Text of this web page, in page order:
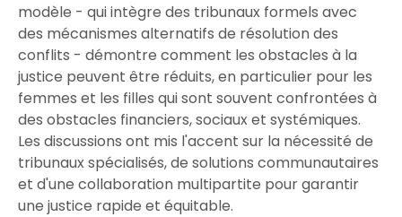
modèle - qui intègre des tribunaux formels avec
des mécanismes alternatifs de résolution des
conflits - démontre comment les obstacles à la
justice peuvent être réduits, en particulier pour les
femmes et les filles qui sont souvent confrontées à
des obstacles financiers, sociaux et systémiques.
Les discussions ont mis l'accent sur la nécessité de
tribunaux spécialisés, de solutions communautaires
et d'une collaboration multipartite pour garantir
une justice rapide et équitable.